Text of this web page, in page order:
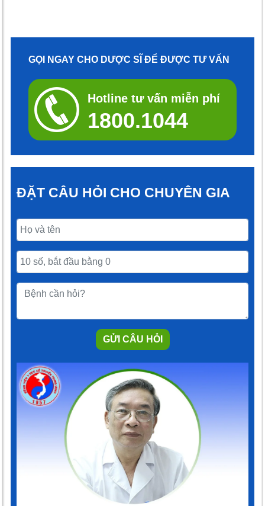
GỌI NGAY CHO DƯỢC SĨ ĐỂ ĐƯỢC TƯ VẤN
Hotline tư vấn miễn phí
1800.1044
ĐẶT CÂU HỎI CHO CHUYÊN GIA
GỬI CÂU HỎI